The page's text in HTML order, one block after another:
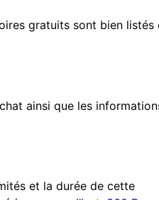
gratuits sont bien listés
ainsi que les
et la durée de cette